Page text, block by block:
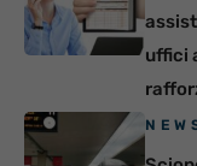
uffici